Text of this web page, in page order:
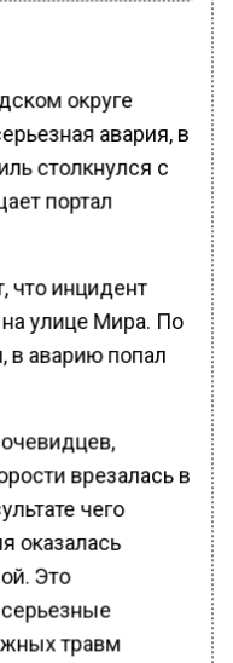
округе
авария, в
столкнулся с
портал
что инцидент
улице Мира. По
аварию попал
врезалась в
чего
оказалась
Это
травм